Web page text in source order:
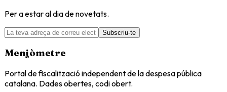
Per a estar al dia de novetats.
Subscriu-te
Menjòmetre
Portal de fiscalització independent de la despesa pública
catalana. Dades obertes, codi obert.